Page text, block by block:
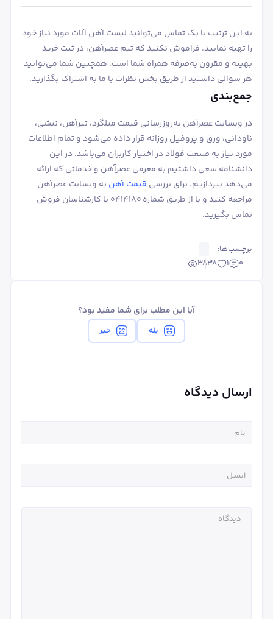
به این ترتیب با یک تماس می‌توانید لیست آهن آلات مورد نیاز خود
را تهیه نمایید. فراموش نکنید که تیم عصرآهن، در ثبت خرید
بهینه و مقرون به‌صرفه همراه شما است. همچنین شما می‌توانید
هر سوالی داشتید از طریق بخش نظرات با ما به اشتراک بگذارید.
جمع‌بندی
در وبسایت عصرآهن به‌روزرسانی قیمت میلگرد، تیرآهن، نبشی،
ناودانی، ورق و پروفیل روزانه قرار داده می‌شود و تمام اطلاعات
مورد نیاز به صنعت فولاد در اختیار کاربران می‌باشد. در این
دانشنامه سعی داشتیم به معرفی عصرآهن و خدماتی که ارائه
می‌دهد بپردازیم. برای بررسی قیمت آهن به وبسایت عصرآهن
مراجعه کنید و یا از طریق شماره 0414180 با کارشناسان فروش
تماس بگیرید.
برچسب‌ها:
0
1
3838
آیا این مطلب برای شما مفید بود؟
بله خیر
ارسال دیدگاه